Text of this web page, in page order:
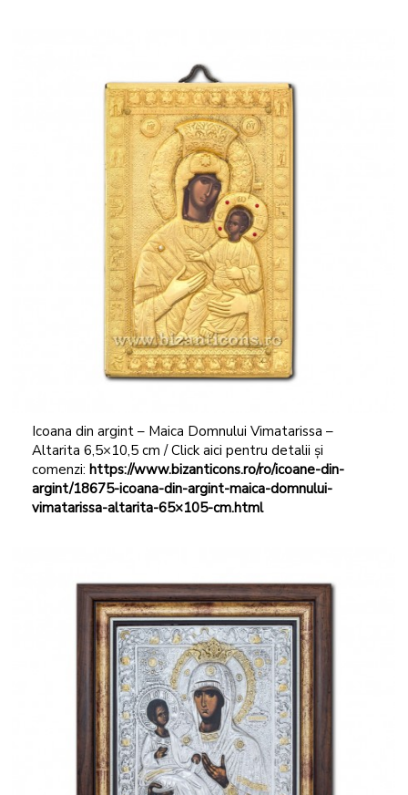
Icoana din argint – Maica Domnului Vimatarissa –
Altarita 6,5×10,5 cm / Click aici pentru detalii și
comenzi: https://www.bizanticons.ro/ro/icoane-din-
argint/18675-icoana-din-argint-maica-domnului-
vimatarissa-altarita-65×105-cm.html